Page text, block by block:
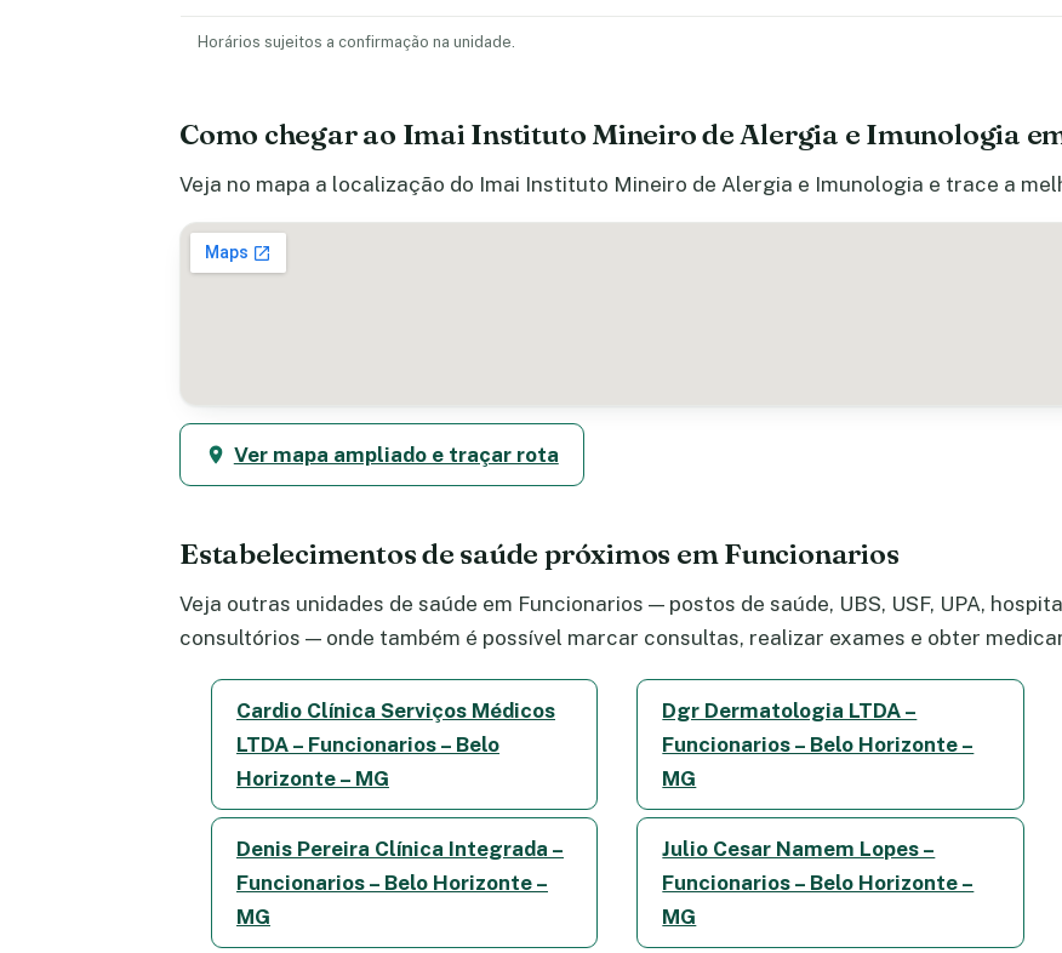
Horários sujeitos a confirmação na unidade.
Como chegar ao Imai Instituto Mineiro de Alergia e Imunologia
Veja no mapa a localização do Imai Instituto Mineiro de Alergia e Imunologia e trace a
Ver mapa ampliado e traçar rota
Estabelecimentos de saúde próximos em Funcionarios
Veja outras unidades de saúde em Funcionarios — postos de saúde, UBS, USF, UPA,
consultórios — onde também é possível marcar consultas, realizar exames e obter
Cardio Clínica Serviços Médicos
LTDA – Funcionarios – Belo
Horizonte – MG
Dgr Dermatologia LTDA –
Funcionarios – Belo Horizonte –
MG
Denis Pereira Clínica Integrada –
Funcionarios – Belo Horizonte –
MG
Julio Cesar Namem Lopes –
Funcionarios – Belo Horizonte –
MG